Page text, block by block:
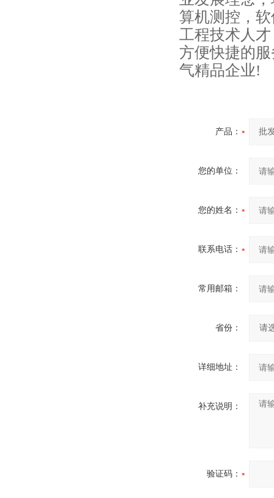
算机测控，
工程技术人
方便快捷的
气精品企业!
产品：
您的单位：
您的姓名：
联系电话：
常用邮箱：
省份：
详细地址：
补充说明：
验证码：